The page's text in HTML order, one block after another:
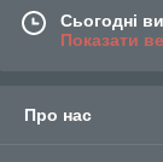
Сьогодні
Показати
Про нас